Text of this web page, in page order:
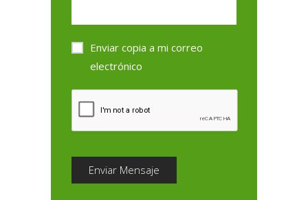
Enviar copia a mi correo
electrónico
Enviar Mensaje